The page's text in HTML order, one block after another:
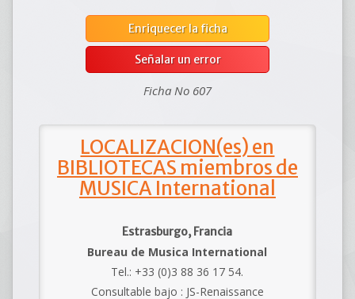
Enriquecer la ficha
Señalar un error
Ficha No 607
LOCALIZACION(es) en
BIBLIOTECAS miembros de
MUSICA International
Estrasburgo, Francia
Bureau de Musica International
Tel.: +33 (0)3 88 36 17 54.
Consultable bajo : JS-Renaissance